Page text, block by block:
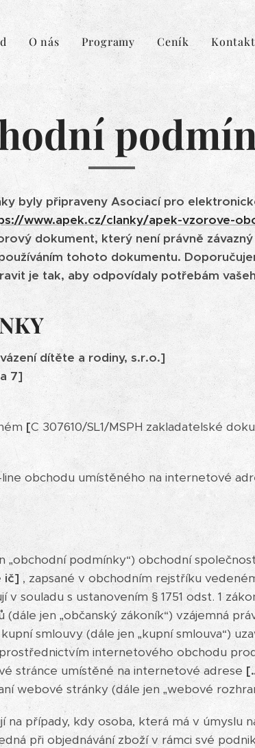
O nás Programy Ceník Kontakt
byly připraveny Asociací pro
www.apek.cz/clanky/apek-vzorove-
dokument, který není právně
tohoto dokumentu.
je tak, aby odpovídaly potřebám
dítěte a rodiny, s.r.o.]
7]
[C 307610/SL1/MSPH zakladatelské
obchodu umístěného na internetové
podmínky“) obchodní
ič] , zapsané v obchodním rejstříku
v souladu s ustanovením § 1751 odst. 1
jen „občanský zákoník“) vzájemná
smlouvy (dále jen „kupní smlouva“)
internetového obchodu
stránce umístěné na internetové adrese
webové stránky (dále jen „webové
na případy, kdy osoba, která má v úmyslu
při objednávání zboží v rámci své